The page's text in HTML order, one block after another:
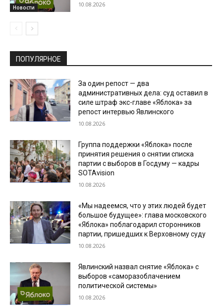
Новости 10.08.2026
ПОПУЛЯРНОЕ
За один репост — два
административных дела: суд оставил в
силе штраф экс-главе «Яблока» за
репост интервью Явлинского
10.08.2026
Группа поддержки «Яблока» после
принятия решения о снятии списка
партии с выборов в Госдуму — кадры
SOTAvision
10.08.2026
«Мы надеемся, что у этих людей будет
большое будущее»: глава московского
«Яблока» поблагодарил сторонников
партии, пришедших к Верховному суду
10.08.2026
Явлинский назвал снятие «Яблока» с
выборов «саморазоблачением
политической системы»
10.08.2026